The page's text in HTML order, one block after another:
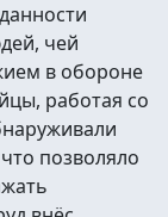
чей
в обороне
работая со
позволяло